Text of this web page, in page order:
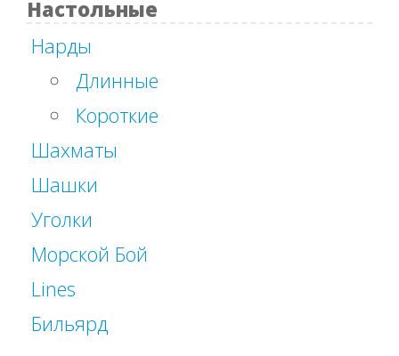
Настольные
Нарды
Длинные
Короткие
Шахматы
Шашки
Уголки
Морской Бой
Lines
Бильярд